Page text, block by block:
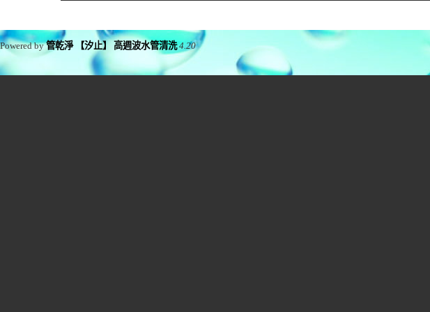
Powered by管乾淨 【汐止】 高週波水管清洗 4.20